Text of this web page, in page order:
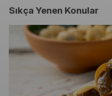
Sıkça Yenen Konular